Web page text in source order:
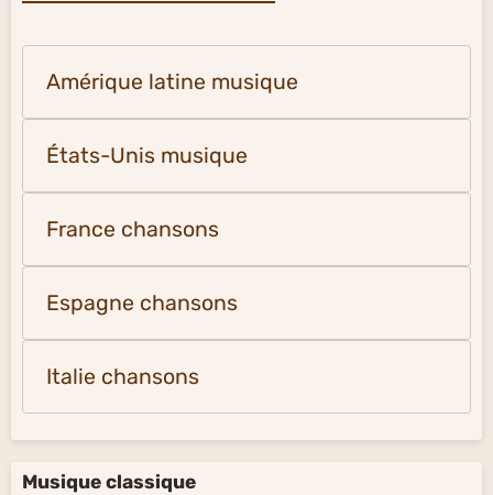
Amérique latine musique
États-Unis musique
France chansons
Espagne chansons
Italie chansons
Musique classique